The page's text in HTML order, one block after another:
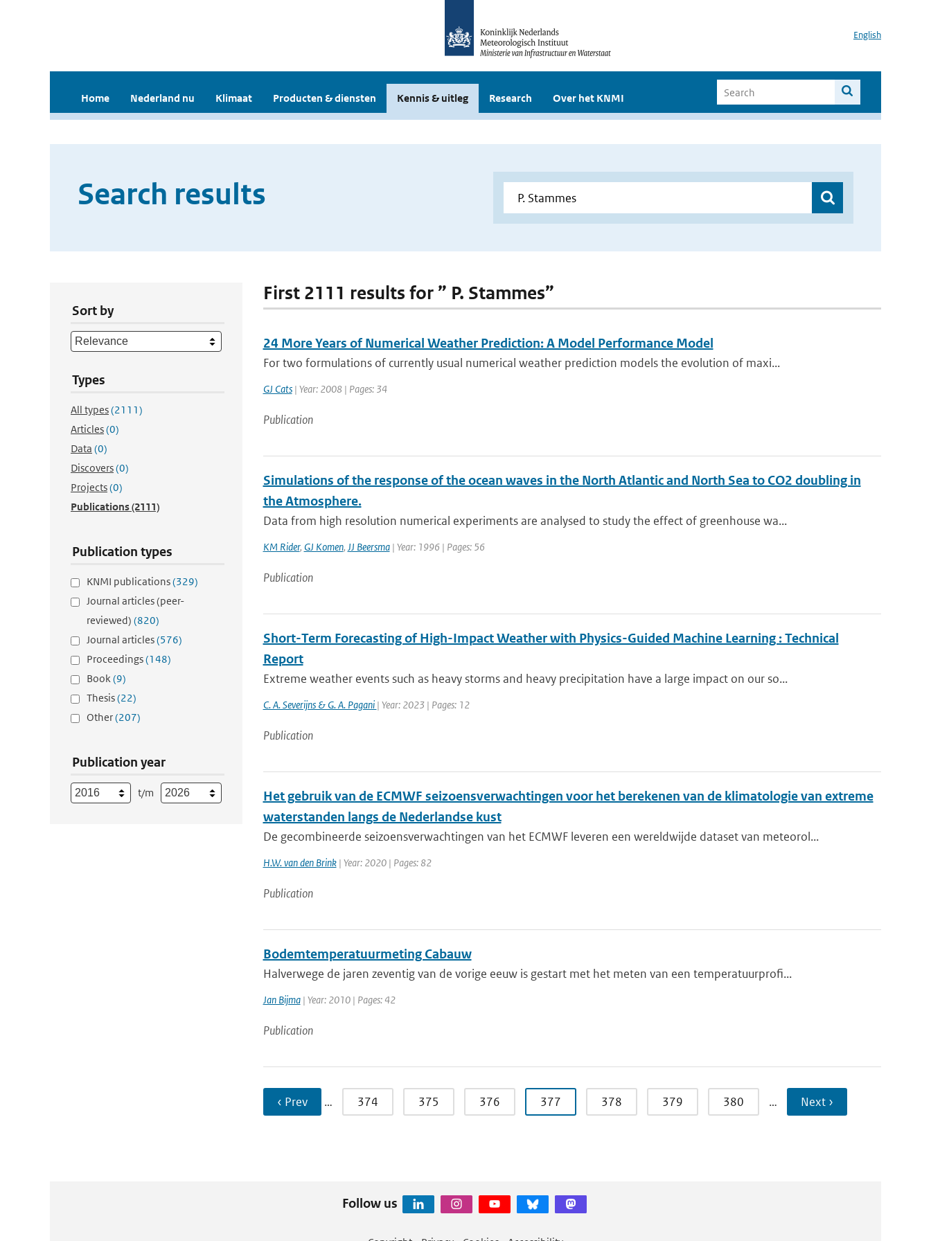
English
Home Nederland nu Klimaat Producten & diensten Kennis & uitleg Research Over het KNMI
Search results
Sort by
Types
All types(2111)
Articles(0)
Data (0)
Discovers(0)
Projects(0)
Publications(2111)
Publication types
KNMI publications(329)
Journal articles (peer-
reviewed) (820)
Journal articles(576)
Proceedings(148)
Book(9)
Thesis(22)
Other(207)
Publication year
t/m
First 2111 results for ” P. Stammes”
24 More Years of Numerical Weather Prediction: A Model Performance Model
For two formulations of currently usual numerical weather prediction models the evolution of maxi...
GJ Cats| Year: 2008 | Pages: 34
Publication
Simulations of the response of the ocean waves in the North Atlantic and North Sea to CO2 doubling in
the Atmosphere.
Data from high resolution numerical experiments are analysed to study the effect of greenhouse wa...
KM Rider, GJ Komen, JJ Beersma| Year: 1996 | Pages: 56
Publication
Short-Term Forecasting of High-Impact Weather with Physics-Guided Machine Learning : Technical
Report
Extreme weather events such as heavy storms and heavy precipitation have a large impact on our so...
C. A. Severijns & G. A. Pagani | Year: 2023 | Pages: 12
Publication
Het gebruik van de ECMWF seizoensverwachtingen voor het berekenen van de klimatologie van extreme
waterstanden langs de Nederlandse kust
De gecombineerde seizoensverwachtingen van het ECMWF leveren een wereldwijde dataset van meteorol...
H.W. van den Brink| Year: 2020 | Pages: 82
Publication
Bodemtemperatuurmeting Cabauw
Halverwege de jaren zeventig van de vorige eeuw is gestart met het meten van een temperatuurprofi...
Jan Bijma| Year: 2010 | Pages: 42
Publication
‹ Prev … 374 375 376 377 378 379 380 … Next ›
Follow us